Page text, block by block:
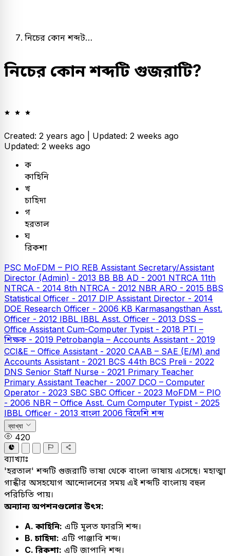
নিচের কোন শব্দট…
নিচের কোন শব্দটি গুজরাটি?
Created: 2 years ago | Updated: 2 weeks ago
Updated: 2 weeks ago
ক
কাহিনি
খ
চাহিদা
গ
হরতাল
ঘ
রিকশা
PSC MoFDM – PIO REB Assistant Secretary/Assistant
Director (Admin) - 2013 BB BB AD - 2001 NTRCA 11th
NTRCA - 2014 8th NTRCA - 2012 NBR ARO - 2015 BBS
Statistical Officer - 2017 DIP Assistant Director - 2014
DOE Research Officer - 2006 KB Karmasangsthan Asst.
Officer - 2012 IBBL IBBL Asst. Officer - 2013 DSS –
Office Assistant Cum-Computer Typist - 2018 PTI –
শিক্ষক - 2019 Petrobangla – Accounts Assistant - 2019
CCI&E – Office Assistant - 2020 CAAB – SAE (E/M) and
Accounts Assistant - 2021 BCS 44th BCS Preli - 2022
DNS Senior Staff Nurse - 2021 Primary Teacher
Primary Assistant Teacher - 2007 DCO – Computer
Operator - 2023 SBC SBC Officer - 2023 MoFDM – PIO
- 2006 NBR – Office Asst. Cum Computer Typist - 2025
IBBL Officer - 2013 বাংলা 2006 বিদেশি শব্দ
ব্যাখ্যা
420
ব্যাখ্যাঃ
'হরতাল' শব্দটি গুজরাটি ভাষা থেকে বাংলা ভাষায় এসেছে। মহাত্মা
গান্ধীর অসহযোগ আন্দোলনের সময় এই শব্দটি বাংলায় বহুল
পরিচিতি পায়।
অন্যান্য অপশনগুলোর উৎস:
A. কাহিনি: এটি মূলত ফারসি শব্দ।
B. চাহিদা: এটি পাঞ্জাবি শব্দ।
C. রিকশা: এটি জাপানি শব্দ।